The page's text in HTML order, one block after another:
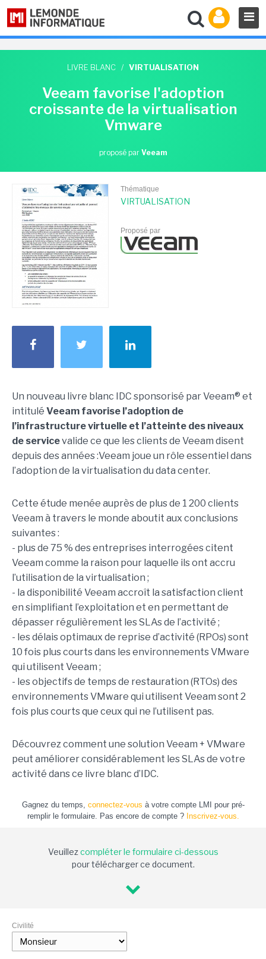
LIVRE BLANC / VIRTUALISATION
Veeam favorise l'adoption
croissante de la virtualisation
Vmware
proposé par Veeam
Thématique
VIRTUALISATION
Proposé par
Un nouveau livre blanc IDC sponsorisé par Veeam® et
intitulé Veeam favorise l’adoption de
l’infrastructure virtuelle et l’atteinte des niveaux
de servicevalide ce que les clients de Veeam disent
depuis des années :Veeam joue un rôle essentiel dans
l’adoption de la virtualisation du data center.
Cette étude menée auprès de plus de 1 200 clients
Veeam à travers le monde aboutit aux conclusions
suivantes :
- plus de 75 % des entreprises interrogées citent
Veeam comme la raison pour laquelle ils ont accru
l’utilisation de la virtualisation ;
- la disponibilité Veeam accroît la satisfaction client
en simplifiant l’exploitation et en permettant de
dépasser régulièrement les SLAs de l’activité ;
- les délais optimaux de reprise d’activité (RPOs) sont
10 fois plus courts dans les environnements VMware
qui utilisent Veeam ;
- les objectifs de temps de restauration (RTOs) des
environnements VMware qui utilisent Veeam sont 2
fois plus courts que ceux qui ne l’utilisent pas.
Découvrez comment une solution Veeam + VMware
peut améliorer considérablement les SLAs de votre
activité dans ce livre blanc d’IDC.
Gagnez du temps, connectez-vous à votre compte LMI pour pré-
remplir le formulaire. Pas encore de compte ? Inscrivez-vous.
Veuillezcompléter le formulaire ci-dessous
pour télécharger ce document.
Civilité